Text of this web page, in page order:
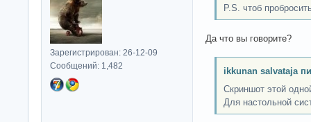
Зарегистрирован: 26-12-09
Сообщений: 1,482
P.S. чтоб
Да что вы говорите?
ikkunan salvataja
Скриншот этой
Для настольной